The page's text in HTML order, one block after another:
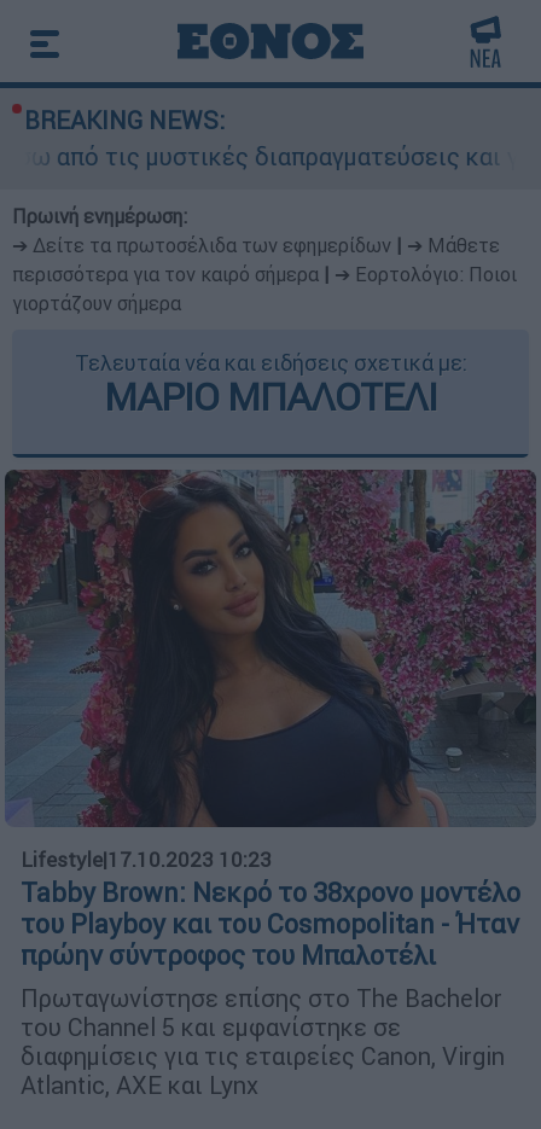
BREAKING NEWS:
διαπραγματεύσεις και γιατί
Πρωινή ενημέρωση:
➔ Δείτε τα πρωτοσέλιδα των εφημερίδων
➔ Μάθετε
περισσότερα για τον καιρό σήμερα
➔ Εορτολόγιο: Ποιοι
γιορτάζουν σήμερα
Τελευταία νέα και ειδήσεις σχετικά με:
ΜΑΡΙΟ ΜΠΑΛΟΤΕΛΙ
Lifestyle|17.10.2023 10:23
Tabby Brown: Νεκρό το 38χρονο μοντέλο
του Playboy και του Cosmopolitan - Ήταν
πρώην σύντροφος του Μπαλοτέλι
Πρωταγωνίστησε επίσης στο The Bachelor
του Channel 5 και εμφανίστηκε σε
διαφημίσεις για τις εταιρείες Canon, Virgin
Atlantic, AXE και Lynx